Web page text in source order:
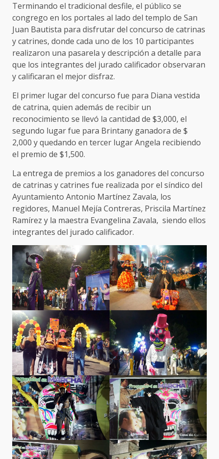
Terminando el tradicional desfile, el público se
congrego en los portales al lado del templo de San
Juan Bautista para disfrutar del concurso de catrinas
y catrines, donde cada uno de los 10 participantes
realizaron una pasarela y descripción a detalle para
que los integrantes del jurado calificador observaran
y calificaran el mejor disfraz.
El primer lugar del concurso fue para Diana vestida
de catrina, quien además de recibir un
reconocimiento se llevó la cantidad de $3,000, el
segundo lugar fue para Brintany ganadora de $
2,000 y quedando en tercer lugar Angela recibiendo
el premio de $1,500.
La entrega de premios a los ganadores del concurso
de catrinas y catrines fue realizada por el síndico del
Ayuntamiento Antonio Martínez Zavala, los
regidores, Manuel Mejía Contreras, Priscila Martínez
Ramírez y la maestra Evangelina Zavala, siendo ellos
integrantes del jurado calificador.